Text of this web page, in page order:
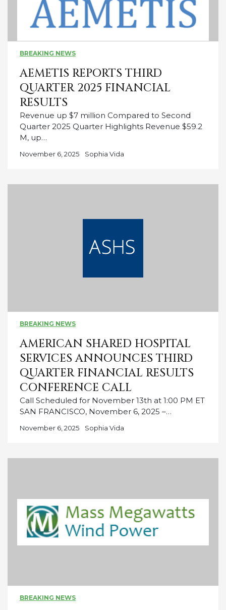
BREAKING NEWS
AEMETIS REPORTS THIRD
QUARTER 2025 FINANCIAL
RESULTS
Revenue up $7 million Compared to Second
Quarter 2025 Quarter Highlights Revenue $59.2
M, up…
November 6, 2025 Sophia Vida
BREAKING NEWS
AMERICAN SHARED HOSPITAL
SERVICES ANNOUNCES THIRD
QUARTER FINANCIAL RESULTS
CONFERENCE CALL
Call Scheduled for November 13th at 1:00 PM ET
SAN FRANCISCO, November 6, 2025 –…
November 6, 2025 Sophia Vida
BREAKING NEWS